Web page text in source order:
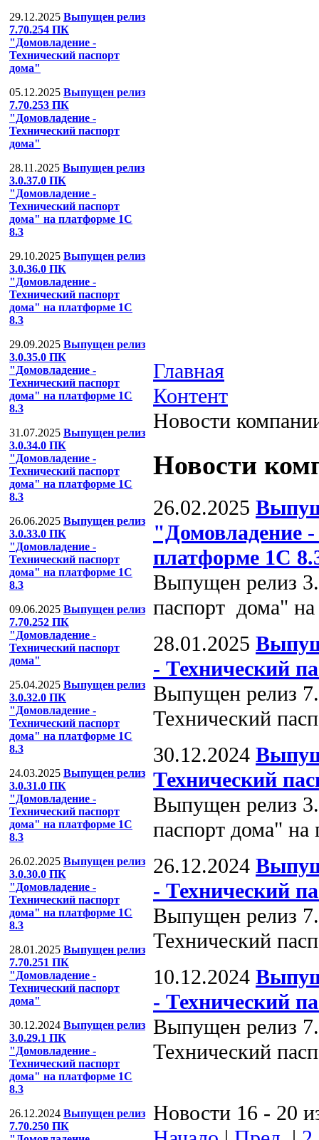
29.12.2025 Выпущен релиз
7.70.254 ПК
"Домовладение -
Технический паспорт
дома"
05.12.2025 Выпущен релиз
7.70.253 ПК
"Домовладение -
Технический паспорт
дома"
28.11.2025 Выпущен релиз
3.0.37.0 ПК
"Домовладение -
Технический паспорт
дома" на платформе 1С
8.3
29.10.2025 Выпущен релиз
3.0.36.0 ПК
"Домовладение -
Технический паспорт
дома" на платформе 1С
8.3
29.09.2025 Выпущен релиз
3.0.35.0 ПК
"Домовладение -
Технический паспорт
дома" на платформе 1С
8.3
31.07.2025 Выпущен релиз
3.0.34.0 ПК
"Домовладение -
Технический паспорт
дома" на платформе 1С
8.3
26.06.2025 Выпущен релиз
3.0.33.0 ПК
"Домовладение -
Технический паспорт
дома" на платформе 1С
8.3
09.06.2025 Выпущен релиз
7.70.252 ПК
"Домовладение -
Технический паспорт
дома"
25.04.2025 Выпущен релиз
3.0.32.0 ПК
"Домовладение -
Технический паспорт
дома" на платформе 1С
8.3
24.03.2025 Выпущен релиз
3.0.31.0 ПК
"Домовладение -
Технический паспорт
дома" на платформе 1С
8.3
26.02.2025 Выпущен релиз
3.0.30.0 ПК
"Домовладение -
Технический паспорт
дома" на платформе 1С
8.3
28.01.2025 Выпущен релиз
7.70.251 ПК
"Домовладение -
Технический паспорт
дома"
30.12.2024 Выпущен релиз
3.0.29.1 ПК
"Домовладение -
Технический паспорт
дома" на платформе 1С
8.3
26.12.2024 Выпущен релиз
7.70.250 ПК
Главная
Контент
Новости
Новости
26.02.2025
"Домовладение
платформе 1С
Выпущен релиз
паспорт дома"
28.01.2025
- Технический
Выпущен релиз
Технический
30.12.2024
Технический
Выпущен релиз
паспорт дома"
26.12.2024
- Технический
Выпущен релиз
Технический
10.12.2024
- Технический
Выпущен релиз
Технический
Новости 16 - 20